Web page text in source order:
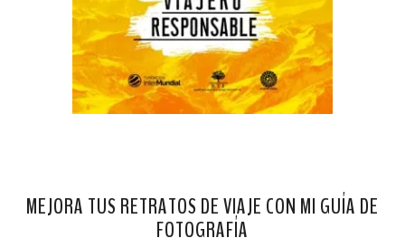
MEJORA TUS RETRATOS DE VIAJE CON MI GUÍA DE
FOTOGRAFÍA